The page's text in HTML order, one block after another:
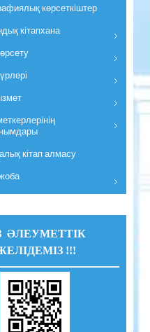
көрсеткiштер
кiтапхана
кітап алмасу
ӘЛЕУМЕТТІК
!!!